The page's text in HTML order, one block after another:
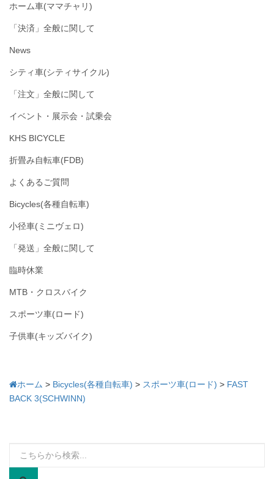
ホーム車(ママチャリ)
「決済」全般に関して
News
シティ車(シティサイクル)
「注文」全般に関して
イベント・展示会・試乗会
KHS BICYCLE
折畳み自転車(FDB)
よくあるご質問
Bicycles(各種自転車)
小径車(ミニヴェロ)
「発送」全般に関して
臨時休業
MTB・クロスバイク
スポーツ車(ロード)
子供車(キッズバイク)
ホーム > Bicycles(各種自転車) > スポーツ車(ロード) > FAST
BACK 3(SCHWINN)